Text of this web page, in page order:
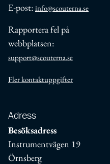
E-post: info@scouterna.se
Rapportera fel på
webbplatsen:
support@scouterna.se
Fler kontaktuppgifter
Adress
Besöksadress
Instrumentvägen 19
Örnsberg